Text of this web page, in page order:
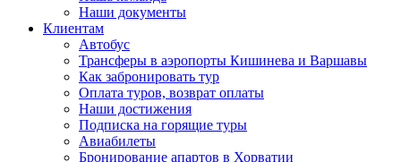
Наши документы
Клиентам
Автобус
Трансферы в аэропорты Кишинева и Варшавы
Как забронировать тур
Оплата туров, возврат оплаты
Наши достижения
Подписка на горящие туры
Авиабилеты
Бронирование апартов в Хорватии